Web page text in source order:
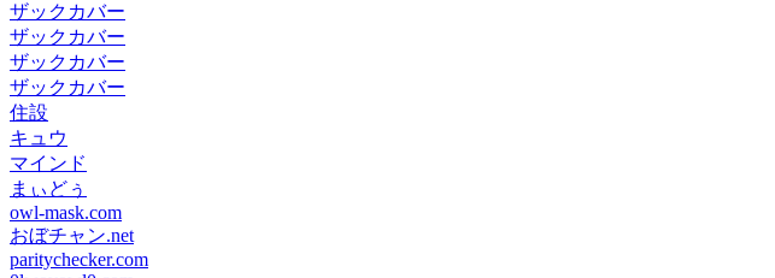
ザックカバー
ザックカバー
ザックカバー
ザックカバー
住設
キュウ
マインド
まぃどぅ
owl-mask.com
おぼチャン.net
paritychecker.com